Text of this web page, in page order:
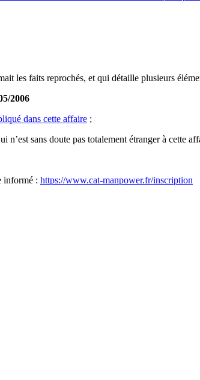
les faits reprochés, et qui détaille plusieurs
2006
dans cette affaire ;
n’est sans doute pas totalement étranger à cette
informé : https://www.cat-manpower.fr/inscription